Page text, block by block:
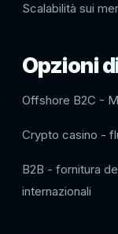
Scalabilità sui
Opzioni
Offshore B2C -
Crypto casino -
B2B - fornitura
internazionali